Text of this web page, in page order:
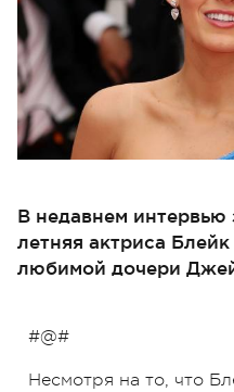
В недавнем
летняя актриса
любимой дочери
#@#
Несмотря на то, что